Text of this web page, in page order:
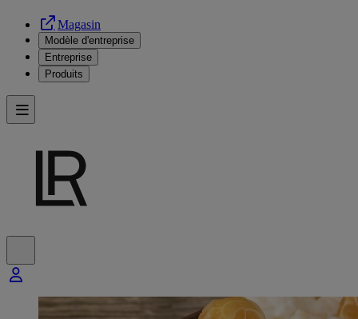
Magasin
Modèle d'entreprise
Entreprise
Produits